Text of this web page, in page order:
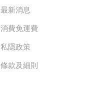
最新消息
消費免運費
私隱政策
條款及細則